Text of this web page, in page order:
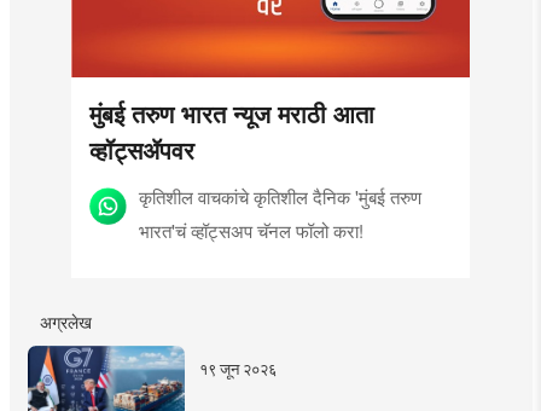
मुंबई तरुण भारत न्यूज मराठी आता
व्हॉट्सॲपवर
कृतिशील वाचकांचे कृतिशील दैनिक 'मुंबई तरुण
भारत'चं व्हॉट्सअप चॅनल फॉलो करा!
अग्रलेख
१९ जून २०२६